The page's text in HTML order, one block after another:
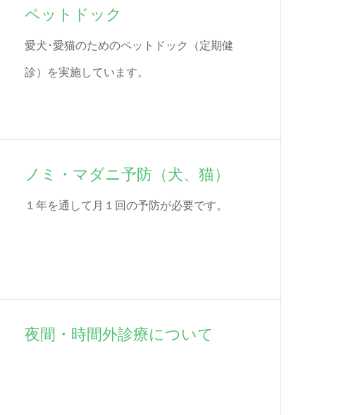
ペットドック
愛犬･愛猫のためのペットドック（定期健
診）を実施しています。
ノミ・マダニ予防（犬、猫）
１年を通して月１回の予防が必要です。
夜間・時間外診療について